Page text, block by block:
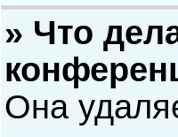
» Что
Она